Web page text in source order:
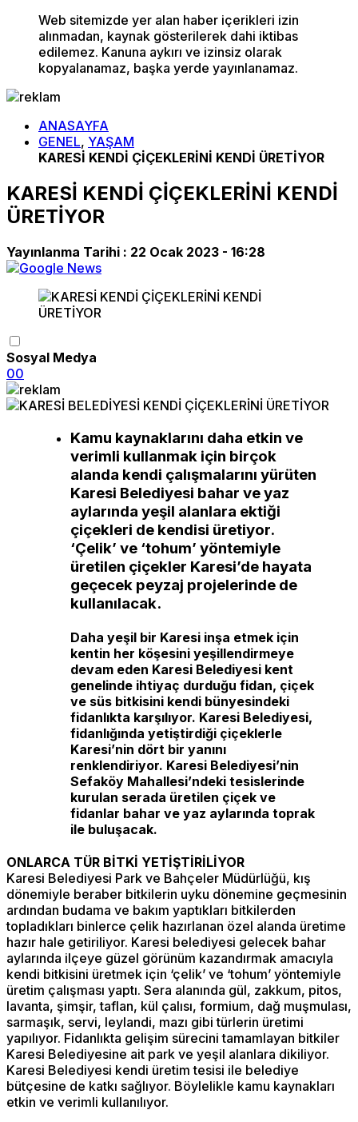
Web sitemizde yer alan haber içerikleri izin
alınmadan, kaynak gösterilerek dahi iktibas
edilemez. Kanuna aykırı ve izinsiz olarak
kopyalanamaz, başka yerde yayınlanamaz.
ANASAYFA
GENEL, YAŞAM
KARESİ KENDİ ÇİÇEKLERİNİ KENDİ ÜRETİYOR
KARESİ KENDİ ÇİÇEKLERİNİ KENDİ
ÜRETİYOR
Yayınlanma Tarihi : 22 Ocak 2023 - 16:28
Sosyal Medya
00
Kamu kaynaklarını daha etkin ve
verimli kullanmak için birçok
alanda kendi çalışmalarını yürüten
Karesi Belediyesi bahar ve yaz
aylarında yeşil alanlara ektiği
çiçekleri de kendisi üretiyor.
‘Çelik’ ve ‘tohum’ yöntemiyle
üretilen çiçekler Karesi’de hayata
geçecek peyzaj projelerinde de
kullanılacak.
Daha yeşil bir Karesi inşa etmek için
kentin her köşesini yeşillendirmeye
devam eden Karesi Belediyesi kent
genelinde ihtiyaç durduğu fidan, çiçek
ve süs bitkisini kendi bünyesindeki
fidanlıkta karşılıyor. Karesi Belediyesi,
fidanlığında yetiştirdiği çiçeklerle
Karesi’nin dört bir yanını
renklendiriyor. Karesi Belediyesi’nin
Sefaköy Mahallesi’ndeki tesislerinde
kurulan serada üretilen çiçek ve
fidanlar bahar ve yaz aylarında toprak
ile buluşacak.
ONLARCA TÜR BİTKİ YETİŞTİRİLİYOR
Karesi Belediyesi Park ve Bahçeler Müdürlüğü, kış
dönemiyle beraber bitkilerin uyku dönemine geçmesinin
ardından budama ve bakım yaptıkları bitkilerden
topladıkları binlerce çelik hazırlanan özel alanda üretime
hazır hale getiriliyor. Karesi belediyesi gelecek bahar
aylarında ilçeye güzel görünüm kazandırmak amacıyla
kendi bitkisini üretmek için ‘çelik’ ve ‘tohum’ yöntemiyle
üretim çalışması yaptı. Sera alanında gül, zakkum, pitos,
lavanta, şimşir, taflan, kül çalısı, formium, dağ muşmulası,
sarmaşık, servi, leylandi, mazı gibi türlerin üretimi
yapılıyor. Fidanlıkta gelişim sürecini tamamlayan bitkiler
Karesi Belediyesine ait park ve yeşil alanlara dikiliyor.
Karesi Belediyesi kendi üretim tesisi ile belediye
bütçesine de katkı sağlıyor. Böylelikle kamu kaynakları
etkin ve verimli kullanılıyor.